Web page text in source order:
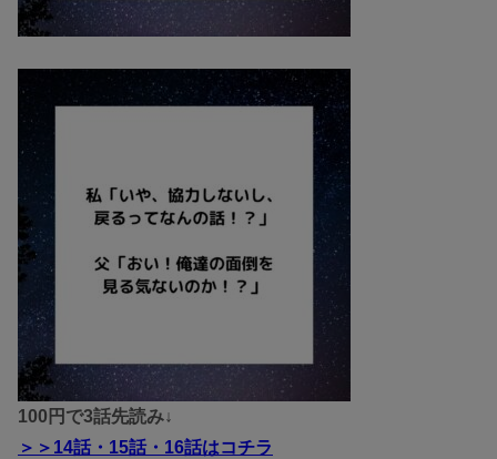
100円で3話先読み↓
＞＞14話・15話・16話はコチラ